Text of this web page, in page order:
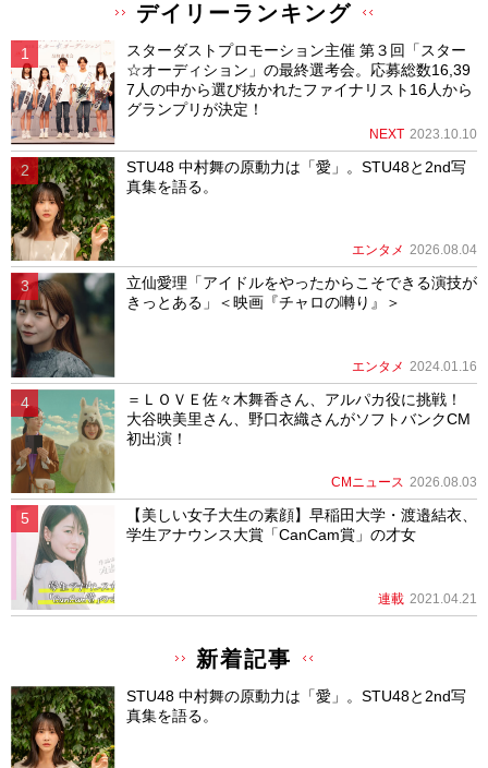
デイリーランキング
スターダストプロモーション主催 第３回「スター
☆オーディション」の最終選考会。応募総数16,39
7人の中から選び抜かれたファイナリスト16人から
グランプリが決定！
NEXT 2023.10.10
STU48 中村舞の原動力は「愛」。STU48と2nd写
真集を語る。
エンタメ 2026.08.04
立仙愛理「アイドルをやったからこそできる演技が
きっとある」＜映画『チャロの囀り』＞
エンタメ 2024.01.16
＝ＬＯＶＥ佐々木舞香さん、アルパカ役に挑戦！
大谷映美里さん、野口衣織さんがソフトバンクCM
初出演！
CMニュース 2026.08.03
【美しい女子大生の素顔】早稲田大学・渡邉結衣、
学生アナウンス大賞「CanCam賞」の才女
連載 2021.04.21
新着記事
STU48 中村舞の原動力は「愛」。STU48と2nd写
真集を語る。